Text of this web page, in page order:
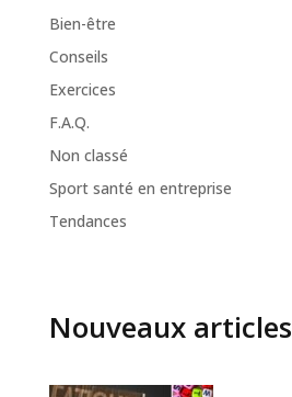
Bien-être
Conseils
Exercices
F.A.Q.
Non classé
Sport santé en entreprise
Tendances
Nouveaux articles